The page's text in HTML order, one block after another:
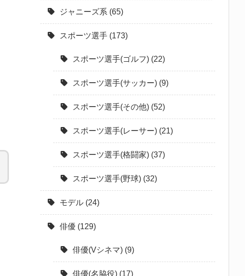
ジャニーズ系 (65)
スポーツ選手 (173)
スポーツ選手(ゴルフ) (22)
スポーツ選手(サッカー) (9)
スポーツ選手(その他) (52)
スポーツ選手(レーサー) (21)
スポーツ選手(格闘家) (37)
スポーツ選手(野球) (32)
モデル (24)
俳優 (129)
俳優(Vシネマ) (9)
俳優(名脇役) (17)